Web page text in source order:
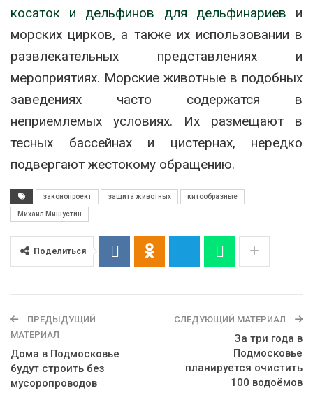
косаток и дельфинов для дельфинариев и
морских цирков, а также их использовании в
развлекательных представлениях и
мероприятиях. Морские животные в подобных
заведениях часто содержатся в
неприемлемых условиях. Их размещают в
тесных бассейнах и цистернах, нередко
подвергают жестокому обращению.
законопроект защита животных китообразные
Михаил Мишустин
Поделиться
ПРЕДЫДУЩИЙ
МАТЕРИАЛ
Дома в Подмосковье
будут строить без
мусоропроводов
СЛЕДУЮЩИЙ МАТЕРИАЛ
За три года в
Подмосковье
планируется очистить
100 водоёмов